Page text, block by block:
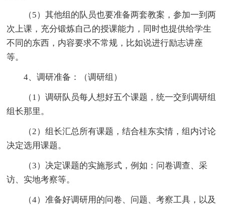
（5）其他组的队员也要准备两套教案，参加一到两
次上课，充分锻炼自己的授课能力，同时也提供给学生
不同的东西，内容要求不常规，比如说进行励志讲座
等。
4、调研准备：（调研组）
（1）调研队员每人想好五个课题，统一交到调研组
组长那里。
（2）组长汇总所有课题，结合桂东实情，组内讨论
决定选用课题。
（3）决定课题的实施形式，例如：问卷调查、采
访、实地考察等。
（4）准备好调研用的问卷、问题、考察工具，以及